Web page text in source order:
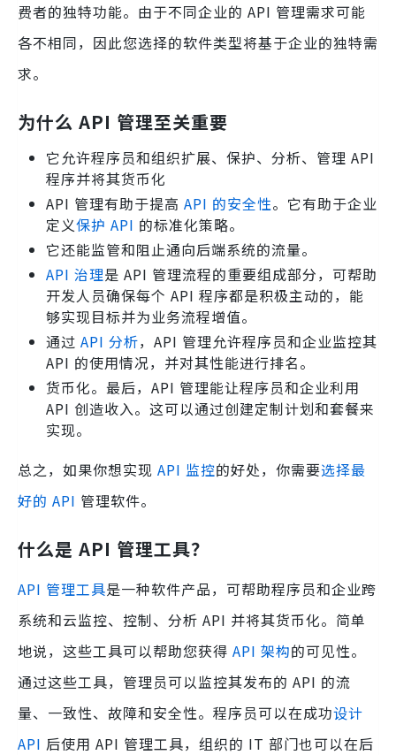
费者的独特功能。由于不同企业的 API 管理需求可能
各不相同，因此您选择的软件类型将基于企业的独特需
求。
为什么 API 管理至关重要
它允许程序员和组织扩展、保护、分析、管理 API
程序并将其货币化
API 管理有助于提高 API 的安全性。它有助于企业
定义保护 API 的标准化策略。
它还能监管和阻止通向后端系统的流量。
API 治理是 API 管理流程的重要组成部分，可帮助
开发人员确保每个 API 程序都是积极主动的，能
够实现目标并为业务流程增值。
通过 API 分析，API 管理允许程序员和企业监控其
API 的使用情况，并对其性能进行排名。
货币化。最后，API 管理能让程序员和企业利用
API 创造收入。这可以通过创建定制计划和套餐来
实现。
总之，如果你想实现 API 监控的好处，你需要选择最
好的 API 管理软件。
什么是 API 管理工具？
API 管理工具是一种软件产品，可帮助程序员和企业跨
系统和云监控、控制、分析 API 并将其货币化。简单
地说，这些工具可以帮助您获得 API 架构的可见性。
通过这些工具，管理员可以监控其发布的 API 的流
量、一致性、故障和安全性。程序员可以在成功设计
API 后使用 API 管理工具，组织的 IT 部门也可以在后